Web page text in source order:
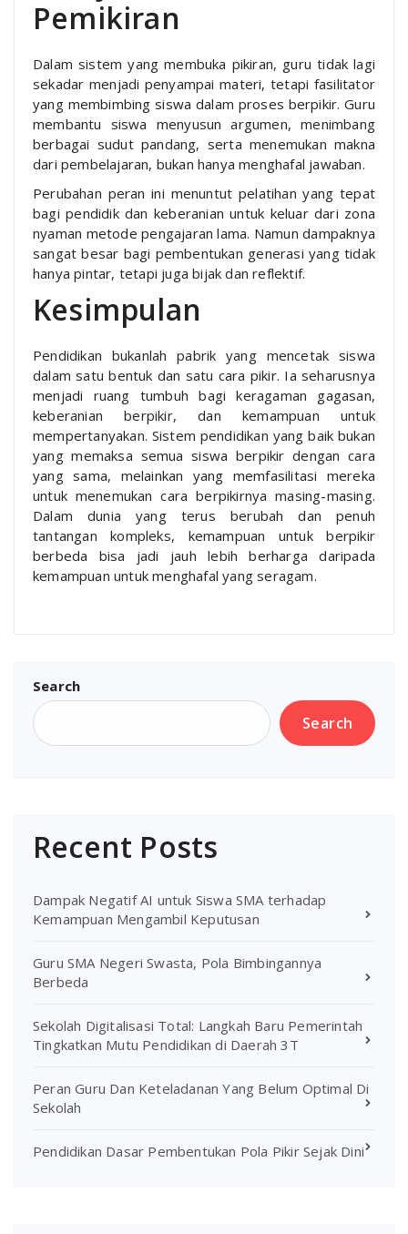
Pemikiran
Dalam sistem yang membuka pikiran, guru tidak lagi
sekadar menjadi penyampai materi, tetapi fasilitator
yang membimbing siswa dalam proses berpikir. Guru
membantu siswa menyusun argumen, menimbang
berbagai sudut pandang, serta menemukan makna
dari pembelajaran, bukan hanya menghafal jawaban.
Perubahan peran ini menuntut pelatihan yang tepat
bagi pendidik dan keberanian untuk keluar dari zona
nyaman metode pengajaran lama. Namun dampaknya
sangat besar bagi pembentukan generasi yang tidak
hanya pintar, tetapi juga bijak dan reflektif.
Kesimpulan
Pendidikan bukanlah pabrik yang mencetak siswa
dalam satu bentuk dan satu cara pikir. Ia seharusnya
menjadi ruang tumbuh bagi keragaman gagasan,
keberanian berpikir, dan kemampuan untuk
mempertanyakan. Sistem pendidikan yang baik bukan
yang memaksa semua siswa berpikir dengan cara
yang sama, melainkan yang memfasilitasi mereka
untuk menemukan cara berpikirnya masing-masing.
Dalam dunia yang terus berubah dan penuh
tantangan kompleks, kemampuan untuk berpikir
berbeda bisa jadi jauh lebih berharga daripada
kemampuan untuk menghafal yang seragam.
Search
Search
Recent Posts
Dampak Negatif AI untuk Siswa SMA terhadap
Kemampuan Mengambil Keputusan
Guru SMA Negeri Swasta, Pola Bimbingannya
Berbeda
Sekolah Digitalisasi Total: Langkah Baru Pemerintah
Tingkatkan Mutu Pendidikan di Daerah 3T
Peran Guru Dan Keteladanan Yang Belum Optimal Di
Sekolah
Pendidikan Dasar Pembentukan Pola Pikir Sejak Dini